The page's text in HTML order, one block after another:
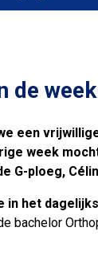
de
een
week
G-ploeg,
in het
bachelor